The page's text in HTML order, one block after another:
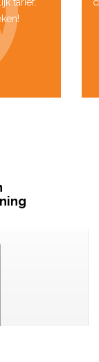
tarief.